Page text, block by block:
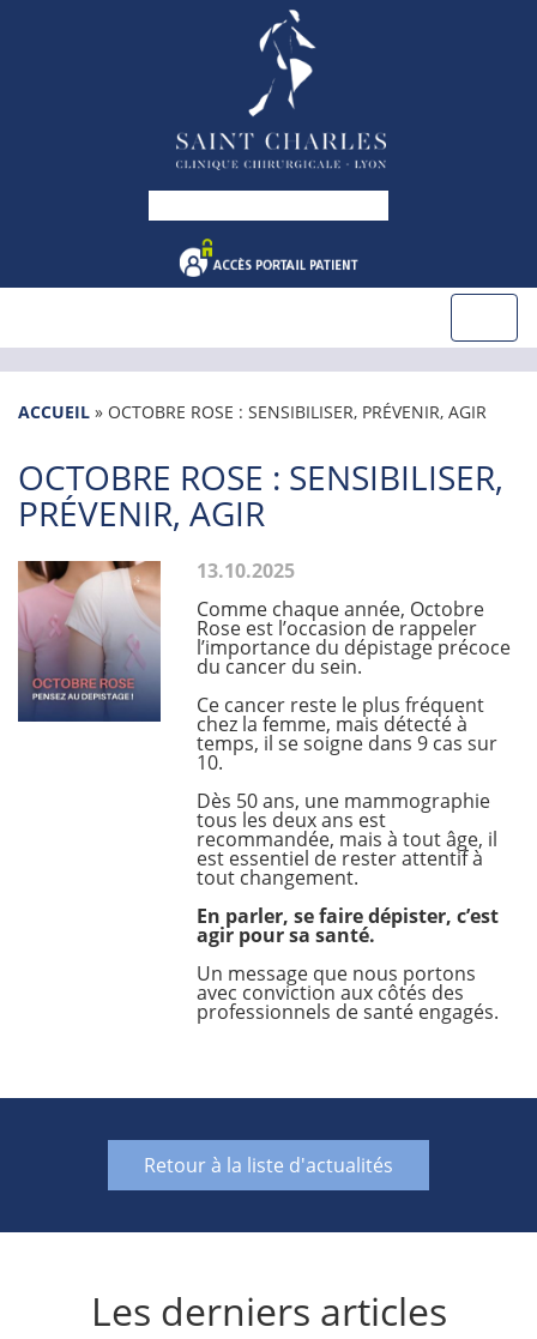
ACCUEIL » OCTOBRE ROSE : SENSIBILISER, PRÉVENIR, AGIR
OCTOBRE ROSE : SENSIBILISER,
PRÉVENIR, AGIR
13.10.2025
Comme chaque année, Octobre
Rose est l’occasion de rappeler
l’importance du dépistage précoce
du cancer du sein.
Ce cancer reste le plus fréquent
chez la femme, mais détecté à
temps, il se soigne dans 9 cas sur
10.
Dès 50 ans, une mammographie
tous les deux ans est
recommandée, mais à tout âge, il
est essentiel de rester attentif à
tout changement.
En parler, se faire dépister, c’est
agir pour sa santé.
Un message que nous portons
avec conviction aux côtés des
professionnels de santé engagés.
Retour à la liste d'actualités
Les derniers articles